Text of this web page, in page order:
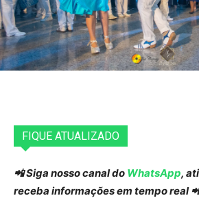
FIQUE ATUALIZADO
📲 Siga nosso canal do WhatsApp,
receba informações em tempo real